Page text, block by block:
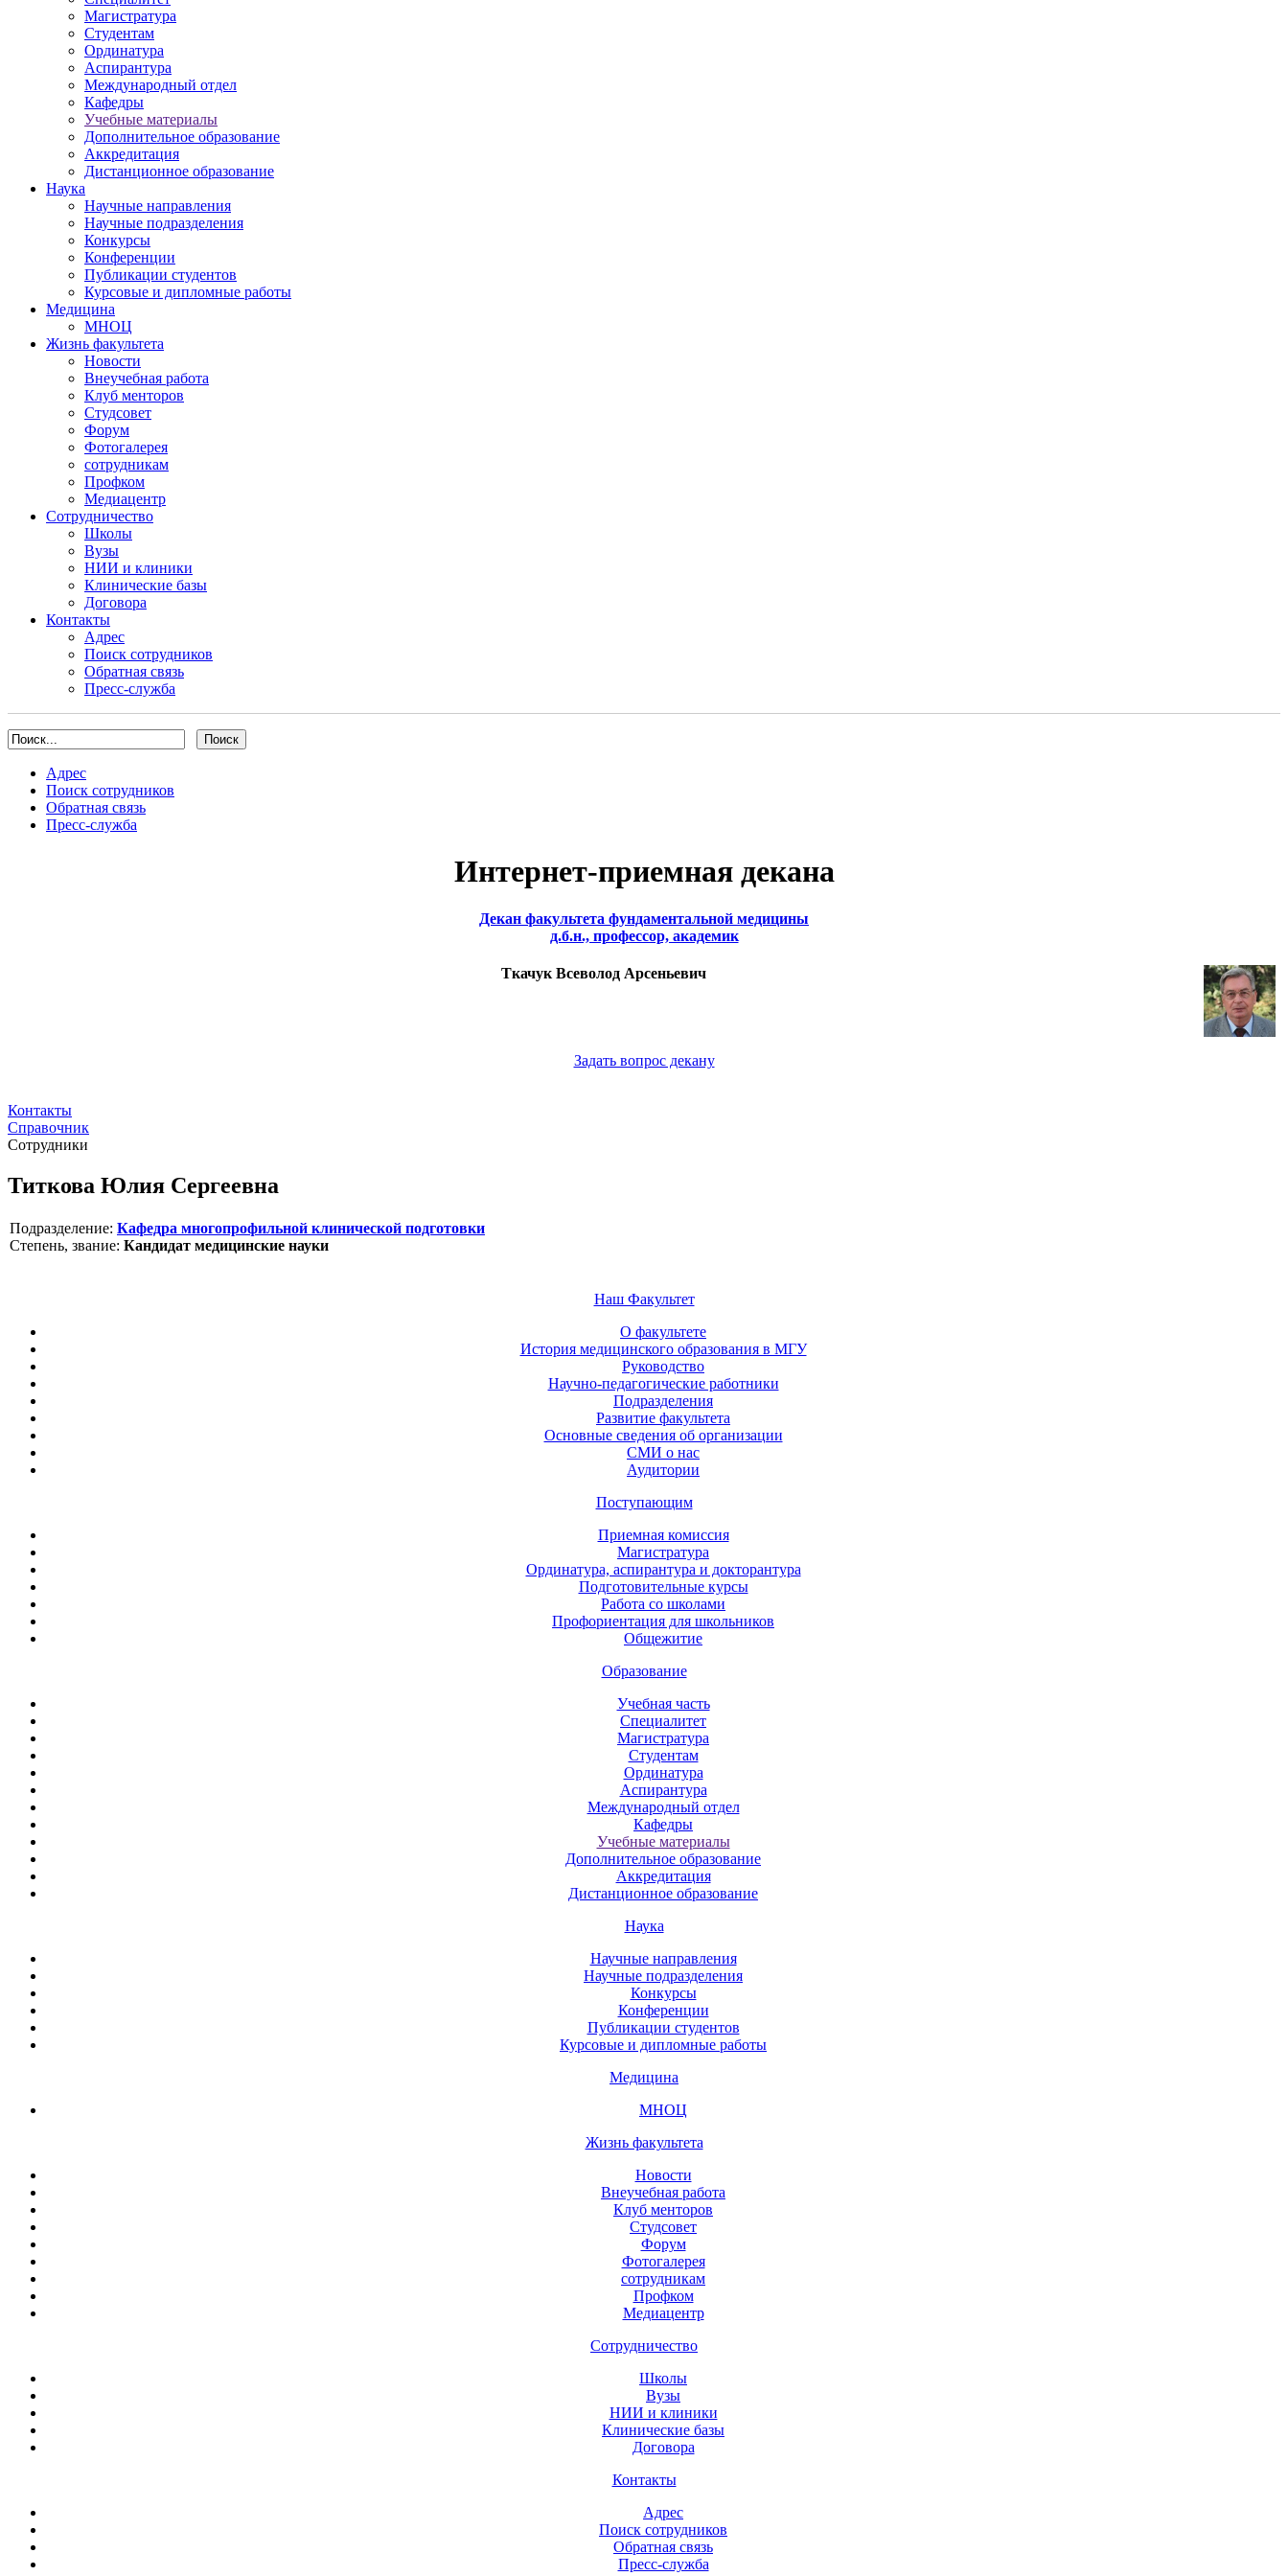
Магистратура
Студентам
Ординатура
Аспирантура
Международный отдел
Кафедры
Учебные материалы
Дополнительное образование
Аккредитация
Дистанционное образование
Наука
Научные направления
Научные подразделения
Конкурсы
Конференции
Публикации студентов
Курсовые и дипломные работы
Медицина
МНОЦ
Жизнь факультета
Новости
Внеучебная работа
Клуб менторов
Студсовет
Форум
Фотогалерея
сотрудникам
Профком
Медиацентр
Сотрудничество
Школы
Вузы
НИИ и клиники
Клинические базы
Договора
Контакты
Адрес
Поиск сотрудников
Обратная связь
Пресс-служба
Адрес
Поиск сотрудников
Обратная связь
Пресс-служба
Интернет-приемная декана
Декан факультета фундаментальной медицины
д.б.н., профессор, академик
Ткачук Всеволод Арсеньевич
Задать вопрос декану
Контакты
Справочник
Сотрудники
Титкова Юлия Сергеевна
Подразделение: Кафедра многопрофильной клинической подготовки
Степень, звание: Кандидат медицинские науки
Наш Факультет
О факультете
История медицинского образования в МГУ
Руководство
Научно-педагогические работники
Подразделения
Развитие факультета
Основные сведения об организации
СМИ о нас
Аудитории
Поступающим
Приемная комиссия
Магистратура
Ординатура, аспирантура и докторантура
Подготовительные курсы
Работа со школами
Профориентация для школьников
Общежитие
Образование
Учебная часть
Специалитет
Магистратура
Студентам
Ординатура
Аспирантура
Международный отдел
Кафедры
Учебные материалы
Дополнительное образование
Аккредитация
Дистанционное образование
Наука
Научные направления
Научные подразделения
Конкурсы
Конференции
Публикации студентов
Курсовые и дипломные работы
Медицина
МНОЦ
Жизнь факультета
Новости
Внеучебная работа
Клуб менторов
Студсовет
Форум
Фотогалерея
сотрудникам
Профком
Медиацентр
Сотрудничество
Школы
Вузы
НИИ и клиники
Клинические базы
Договора
Контакты
Адрес
Поиск сотрудников
Обратная связь
Пресс-служба